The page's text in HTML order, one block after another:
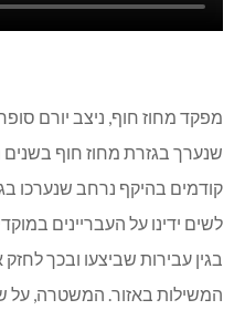
מפקד מחוז חוף, ניצב יורם
שנערך בגזרת מחוז חוף
קודמים בהיקף נרחב שנערכו
לשים ידינו על העבריינים
בגין עבירות שביצעו ובכך
המשילות באזור. המשטרה, על